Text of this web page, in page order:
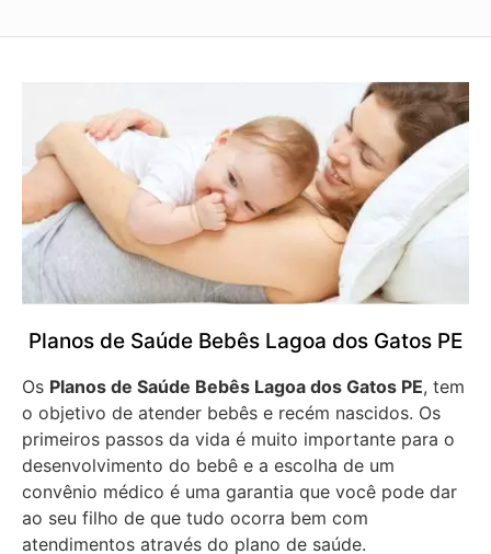
Planos de Saúde Bebês Lagoa dos Gatos PE
Os Planos de Saúde Bebês Lagoa dos Gatos PE, tem
o objetivo de atender bebês e recém nascidos. Os
primeiros passos da vida é muito importante para o
desenvolvimento do bebê e a escolha de um
convênio médico é uma garantia que você pode dar
ao seu filho de que tudo ocorra bem com
atendimentos através do plano de saúde.